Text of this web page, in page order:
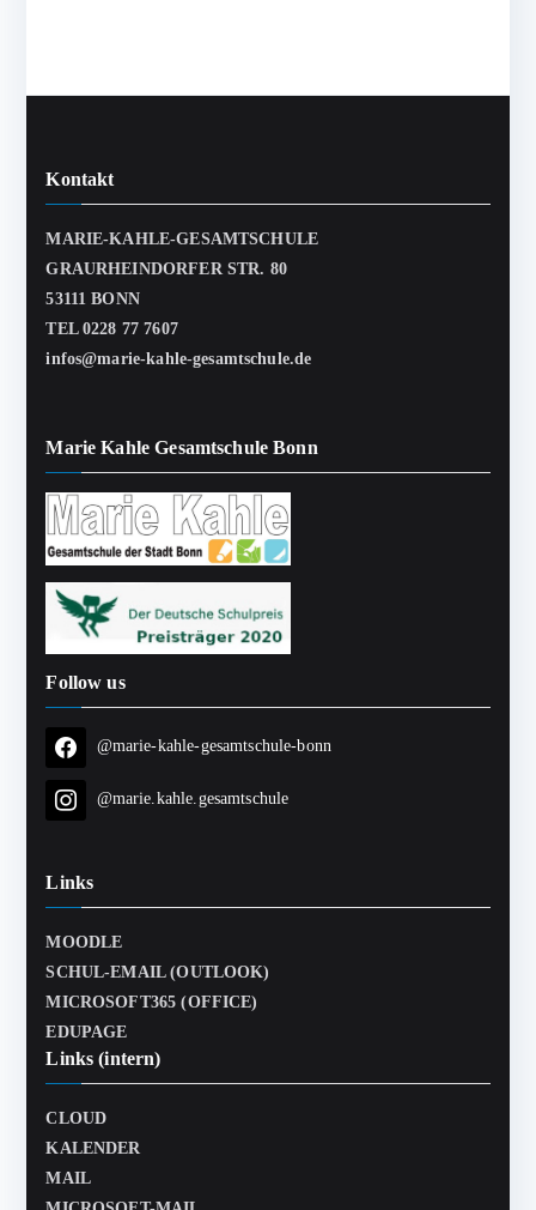
Kontakt
MARIE-KAHLE-GESAMTSCHULE
GRAURHEINDORFER STR. 80
53111 BONN
TEL 0228 77 7607
infos@marie-kahle-gesamtschule.de
Marie Kahle Gesamtschule Bonn
Follow us
@marie-kahle-gesamtschule-bonn
@marie.kahle.gesamtschule
Links
MOODLE
SCHUL-EMAIL (OUTLOOK)
MICROSOFT365 (OFFICE)
EDUPAGE
Links (intern)
CLOUD
KALENDER
MAIL